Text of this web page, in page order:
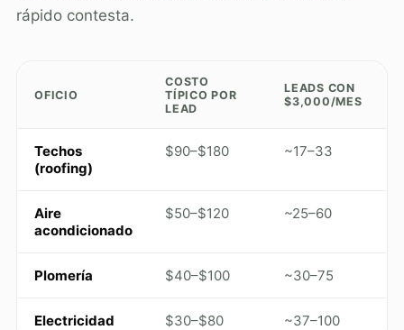
rápido contesta.
OFICIO
COSTO
TÍPICO POR
LEAD
LEADS CON
$3,000/MES
Techos
(roofing)
$90–$180 ~17–33
Aire
acondicionado
$50–$120 ~25–60
Plomería $40–$100 ~30–75
Electricidad $30–$80 ~37–100